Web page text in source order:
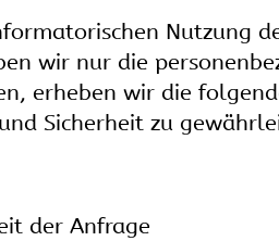
Nutzung
wir nur die
erheben wir die
Sicherheit zu
der Anfrage